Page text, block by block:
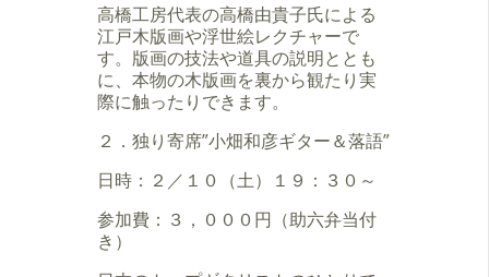
高橋工房代表の高橋由貴子氏による
江戸木版画や浮世絵レクチャーで
す。版画の技法や道具の説明ととも
に、本物の木版画を裏から観たり実
際に触ったりできます。
２．独り寄席”小畑和彦ギター＆落語”
日時：２／１０（土）１９：３０～
参加費：３，０００円（助六弁当付
き）